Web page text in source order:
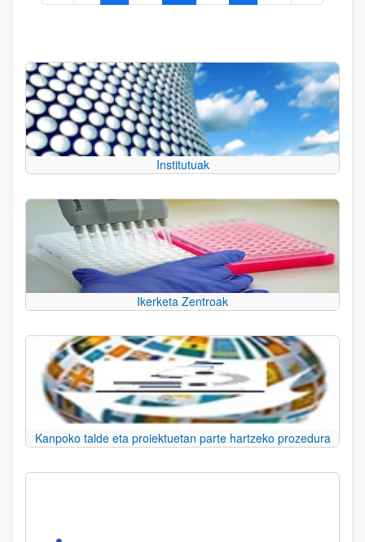
Institutuak
Ikerketa Zentroak
Kanpoko talde eta proiektuetan parte hartzeko prozedura